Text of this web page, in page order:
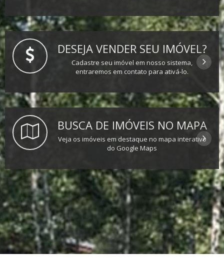
DESEJA VENDER SEU IMÓVEL?
Cadastre seu imóvel em nosso sistema,
entraremos em contato para ativá-lo.
BUSCA DE IMÓVEIS NO MAPA
Veja os imóveis em destaque no mapa interativo
do Google Maps